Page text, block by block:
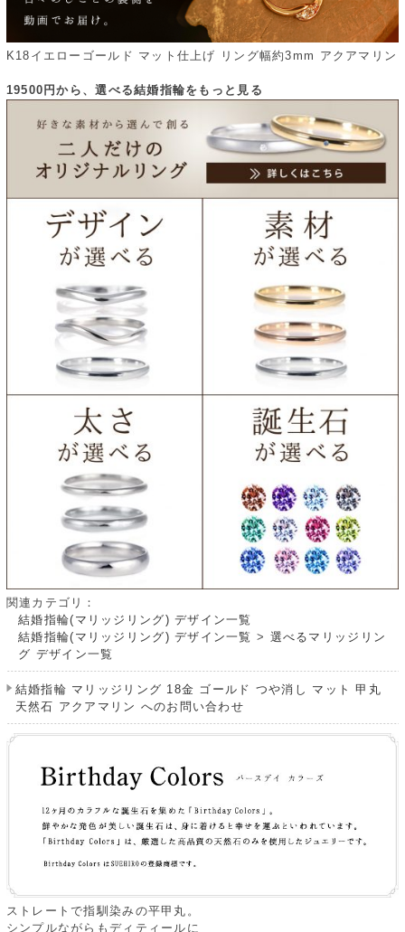
K18イエローゴールド マット仕上げ リング幅約3mm アクアマリン
19500円から、選べる結婚指輪をもっと見る
関連カテゴリ：
結婚指輪(マリッジリング) デザイン一覧
結婚指輪(マリッジリング) デザイン一覧 > 選べるマリッジリン
グ デザイン一覧
結婚指輪 マリッジリング 18金 ゴールド つや消し マット 甲丸
天然石 アクアマリン へのお問い合わせ
ストレートで指馴染みの平甲丸。
シンプルながらもディティールに